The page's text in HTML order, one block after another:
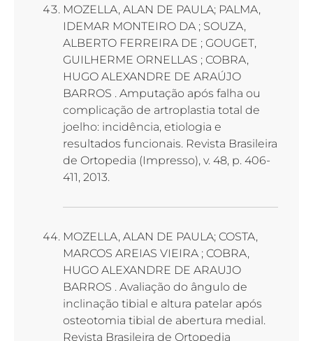
MOZELLA, ALAN DE PAULA; PALMA,
IDEMAR MONTEIRO DA ; SOUZA,
ALBERTO FERREIRA DE ; GOUGET,
GUILHERME ORNELLAS ; COBRA,
HUGO ALEXANDRE DE ARAÚJO
BARROS . Amputação após falha ou
complicação de artroplastia total de
joelho: incidência, etiologia e
resultados funcionais. Revista Brasileira
de Ortopedia (Impresso), v. 48, p. 406-
411, 2013.
MOZELLA, ALAN DE PAULA; COSTA,
MARCOS AREIAS VIEIRA ; COBRA,
HUGO ALEXANDRE DE ARAUJO
BARROS . Avaliação do ângulo de
inclinação tibial e altura patelar após
osteotomia tibial de abertura medial.
Revista Brasileira de Ortopedia